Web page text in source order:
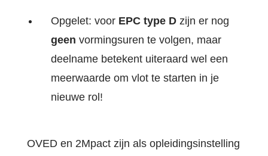
Opgelet: voor EPC type Dzijn er nog
geen vormingsuren te volgen, maar
deelname betekent uiteraard wel een
meerwaarde om vlot te starten in je
nieuwe rol!
OVED en 2Mpact zijn als opleidingsinstelling